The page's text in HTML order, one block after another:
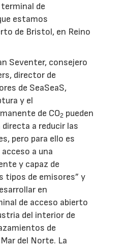
de
estamos
de Bristol, en Reino
Seventer, consejero
director de
de SeaSeaS,
y el
de CO2 pueden
a reducir las
pero para ello es
a una
y capaz de
tipos de emisores” y
en
de acceso abierto
del interior de
de
del Norte. La